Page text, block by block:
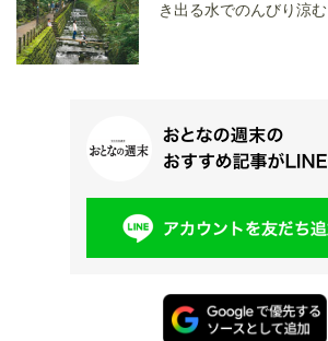
き出る水でのんびり涼む